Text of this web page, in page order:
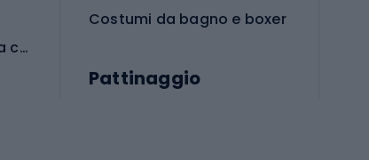
Abbigliamento per sport da combattimento
Costumi da bagno e boxer
Pattinaggio